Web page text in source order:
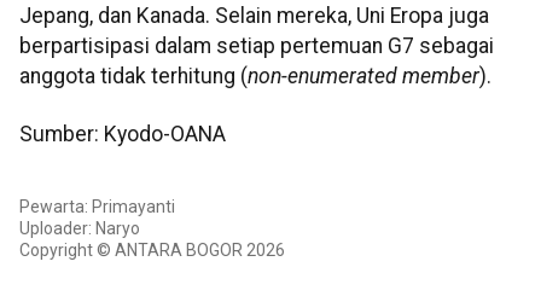
Jepang, dan Kanada. Selain mereka, Uni Eropa juga
berpartisipasi dalam setiap pertemuan G7 sebagai
anggota tidak terhitung (non-enumerated member).
Sumber: Kyodo-OANA
Pewarta: Primayanti
Uploader: Naryo
Copyright © ANTARA BOGOR 2026